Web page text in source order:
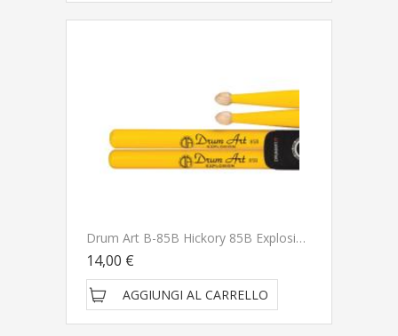
Drum Art B-85B Hickory 85B Explosion Bacchette Per Batteria
14,00 €
AGGIUNGI AL CARRELLO